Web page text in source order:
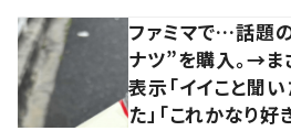
ファミマで…話題
ナツ”を購入。→
表示「イイこと聞い
た」「これかなり好